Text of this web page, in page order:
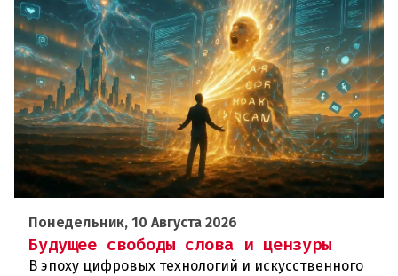
Понедельник, 10 Августа 2026
Будущее свободы слова и цензуры
В эпоху цифровых технологий и искусственного